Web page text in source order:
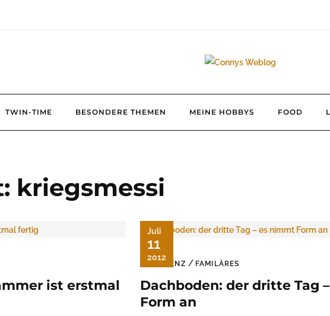
TWIN-TIME BESONDERE THEMEN MEINE HOBBYS FOOD
kriegsmessi
ist erstmal
Juli
11
2012
DEMENZ / FAMILÄRES
Dachboden: der dritte Tag
Form an